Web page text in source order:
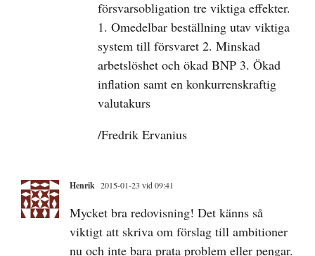
försvarsobligation tre viktiga effekter.
1. Omedelbar beställning utav viktiga
system till försvaret 2. Minskad
arbetslöshet och ökad BNP 3. Ökad
inflation samt en konkurrenskraftig
valutakurs
/Fredrik Ervanius
Henrik 2015-01-23 vid 09:41
Mycket bra redovisning! Det känns så
viktigt att skriva om förslag till ambitioner
nu och inte bara prata problem eller pengar.